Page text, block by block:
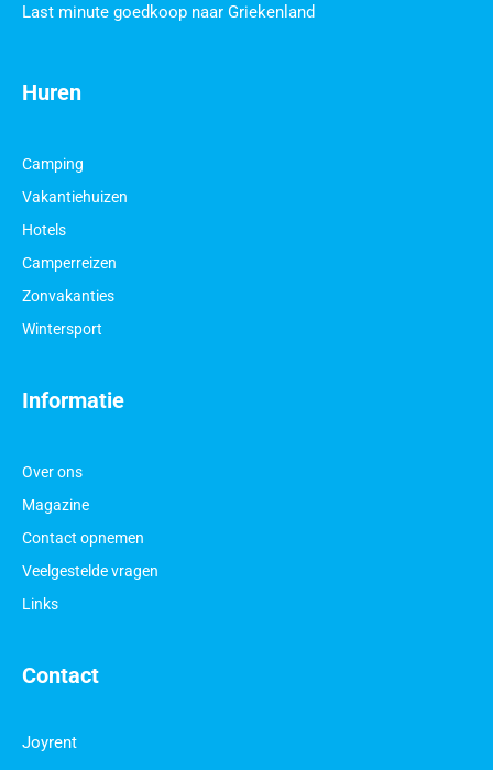
Contact
Joyrent
Informatie
Over ons
Magazine
Contact opnemen
Veelgestelde vragen
Links
Huren
Camping
Vakantiehuizen
Hotels
Camperreizen
Zonvakanties
Wintersport
Last minute goedkoop naar Griekenland